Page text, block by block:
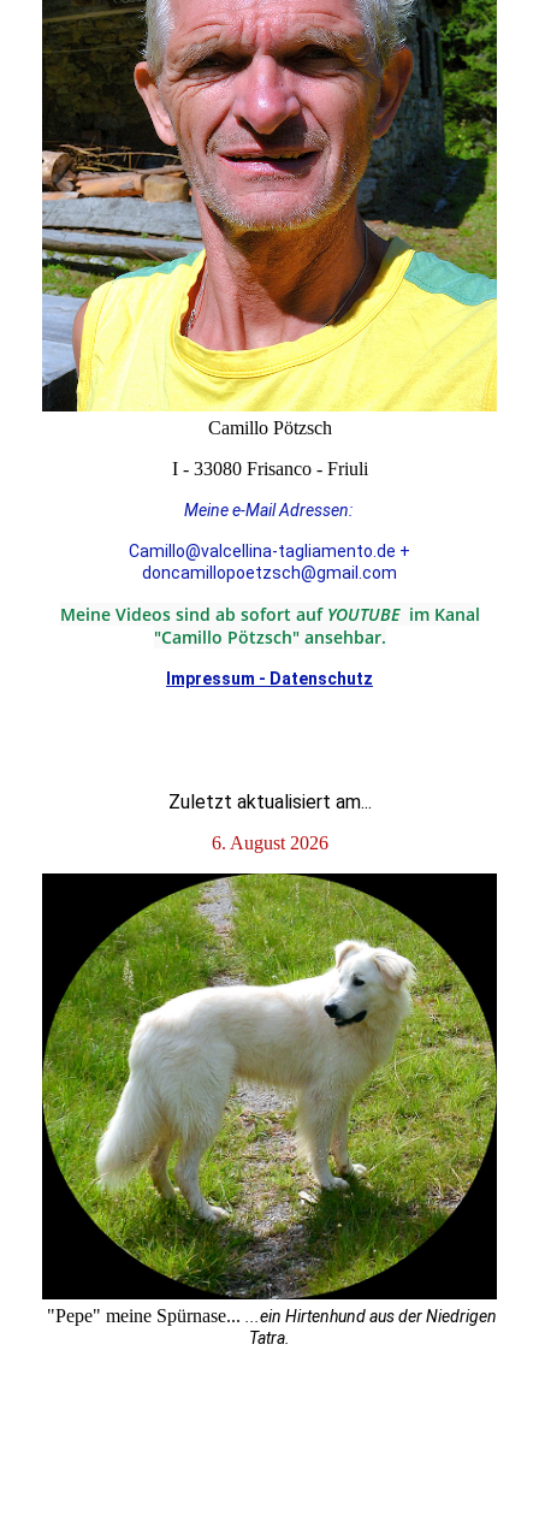
Camillo Pötzsch
I - 33080 Frisanco - Friuli
Meine e-Mail Adressen:
Camillo@valcellina-tagliamento.de +
doncamillopoetzsch@gmail.com
Meine Videos sind ab sofort auf YOUTUBEim Kanal
"Camillo Pötzsch" ansehbar.
Impressum - Datenschutz
Zuletzt aktualisiert am...
6. August 2026
"Pepe" meine Spürnase... ...ein Hirtenhund aus der Niedrigen
Tatra.